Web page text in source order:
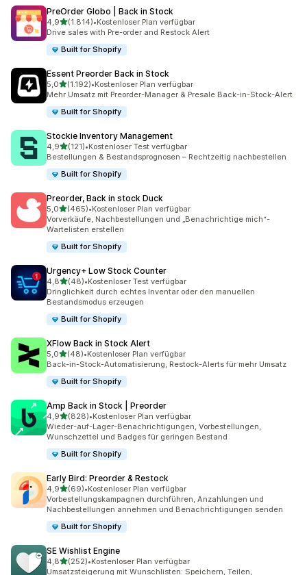
PreOrder Globo | Back in Stock
4,9von 5 Sternen
(1.814)
1814 Rezensionen insgesamt
•Kostenloser Plan verfügbar
Drive sales with Pre-order and Restock Alert
Built for Shopify
Essent Preorder Back in Stock
5,0von 5 Sternen
(1.192)
1192 Rezensionen insgesamt
•Kostenloser Plan verfügbar
Mehr Umsatz mit Preorder-Manager & Presale Back-in-Stock-Alert
Built for Shopify
Stockie Inventory Management
4,9von 5 Sternen
(121)
121 Rezensionen insgesamt
•Kostenloser Test verfügbar
Bestellungen & Bestandsprognosen – Rechtzeitig nachbestellen
Built for Shopify
Preorder, Back in stock Duck
5,0von 5 Sternen
(465)
465 Rezensionen insgesamt
•Kostenloser Plan verfügbar
Vorverkäufe, Nachbestellungen und „Benachrichtige mich“-
Wartelisten erstellen
Built for Shopify
Urgency+ Low Stock Counter
4,8von 5 Sternen
(48)
48 Rezensionen insgesamt
•Kostenloser Test verfügbar
Dringlichkeit durch echtes Inventar oder den manuellen
Bestandsmodus erzeugen
Built for Shopify
XFlow Back in Stock Alert
5,0von 5 Sternen
(48)
48 Rezensionen insgesamt
•Kostenloser Plan verfügbar
Back-in-Stock-Automatisierung, Restock-Alerts für mehr Umsatz
Built for Shopify
Amp Back in Stock | Preorder
4,9von 5 Sternen
(828)
828 Rezensionen insgesamt
•Kostenloser Plan verfügbar
Wieder-auf-Lager-Benachrichtigungen, Vorbestellungen,
Wunschzettel und Badges für geringen Bestand
Built for Shopify
Early Bird: Preorder & Restock
4,9von 5 Sternen
(69)
69 Rezensionen insgesamt
•Kostenloser Plan verfügbar
Vorbestellungskampagnen durchführen, Anzahlungen und
Nachbestellungen annehmen und Benachrichtigungen senden
Built for Shopify
SE Wishlist Engine
4,8von 5 Sternen
(252)
252 Rezensionen insgesamt
•Kostenloser Plan verfügbar
Umsatzsteigerung mit Wunschlisten: Speichern, Teilen,